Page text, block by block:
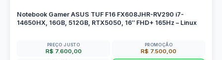
Notebook Gamer ASUS TUF F16 FX608JHR-RV290 i7-
14650HX, 16GB, 512GB, RTX5050, 16″ FHD+ 165Hz – Linux
PREÇO JUSTO
R$ 7.600,00
PROMOÇÃO
R$ 7.500,00